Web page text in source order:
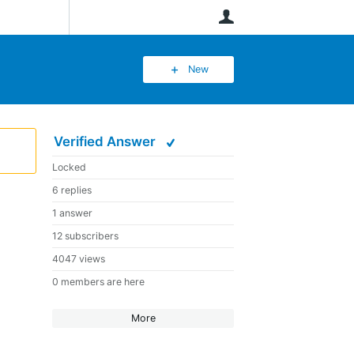
New
Verified Answer
Locked
6 replies
1 answer
12 subscribers
4047 views
0 members are here
More